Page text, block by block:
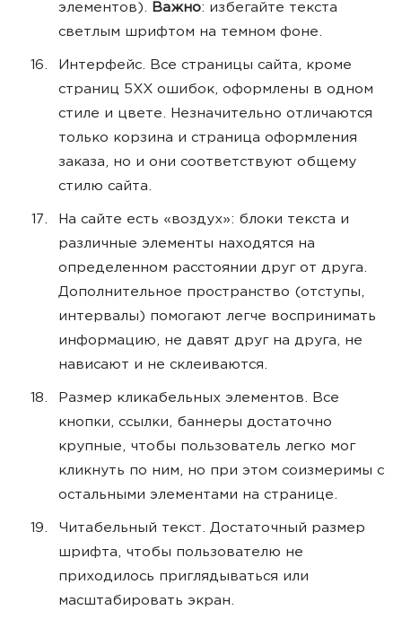
элементов). Важно: избегайте текста
светлым шрифтом на темном фоне.
Интерфейс. Все страницы сайта, кроме
страниц 5ХХ ошибок, оформлены в одном
стиле и цвете. Незначительно отличаются
только корзина и страница оформления
заказа, но и они соответствуют общему
стилю сайта.
На сайте есть «воздух»: блоки текста и
различные элементы находятся на
определенном расстоянии друг от друга.
Дополнительное пространство (отступы,
интервалы) помогают легче воспринимать
информацию, не давят друг на друга, не
нависают и не склеиваются.
Размер кликабельных элементов. Все
кнопки, ссылки, баннеры достаточно
крупные, чтобы пользователь легко мог
кликнуть по ним, но при этом соизмеримы с
остальными элементами на странице.
Читабельный текст. Достаточный размер
шрифта, чтобы пользователю не
приходилось приглядываться или
масштабировать экран.